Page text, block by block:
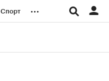
Спорт ...